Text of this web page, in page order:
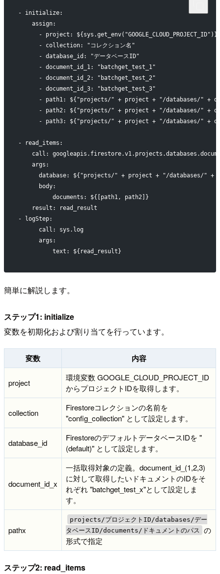
- initialize:
    assign:
      - project: ${sys.get_env("GOOGLE_CLOUD_PROJECT_ID")}
      - collection: "コレクション名"
      - database_id: "データベースID"
      - document_id_1: "batchget_test_1"
      - document_id_2: "batchget_test_2"
      - document_id_3: "batchget_test_3"
- path1: ${"projects/" + project + "/databases/" +
- path2: ${"projects/" + project + "/databases/" +
- path3: ${"projects/" + project + "/databases/" +
- read_items:
call:
    args:
database: ${"projects/" + project + "/databases/" +
      body:
          documents: ${[path1, path2]}
    result: read_result
- logStep:
      call: sys.log
      args:
          text: ${read_result}
簡単に解説します。
ステップ1: initialize
変数を初期化および割り当てを行っています。
変数 内容
project
環境変数 GOOGLE_CLOUD_PROJECT_ID
からプロジェクトIDを取得します。
collection
Firestoreコレクションの名前を
"config_collection" として設定します。
database_id
FirestoreのデフォルトデータベースIDを "
(default)" として設定します。
document_id_x
一括取得対象の定義。document_id_(1,2,3)
に対して取得したいドキュメントのIDをそ
れぞれ "batchget_test_x"として設定しま
す。
pathx
projects/プロジェクトID/databases/デー
タベースID/documents/ドキュメントのパス
の
形式で指定
ステップ2: read_items